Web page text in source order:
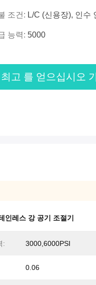
조건: L/C (신용장), 인수
능력: 5000
최고 를 얻으십시오
인레스 강 공기 조절기
: 3000,6000PSI
0.06